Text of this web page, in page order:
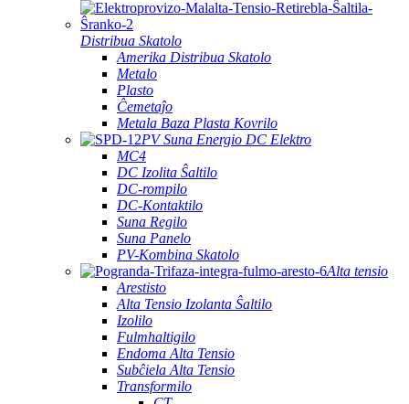
Distribua Skatolo
Amerika Distribua Skatolo
Metalo
Plasto
Ĉemetaĵo
Metala Baza Plasta Kovrilo
PV Suna Energio DC Elektro
MC4
DC Izolita Ŝaltilo
DC-rompilo
DC-Kontaktilo
Suna Regilo
Suna Panelo
PV-Kombina Skatolo
Alta tensio
Arestisto
Alta Tensio Izolanta Ŝaltilo
Izolilo
Fulmhaltigilo
Endoma Alta Tensio
Subĉiela Alta Tensio
Transformilo